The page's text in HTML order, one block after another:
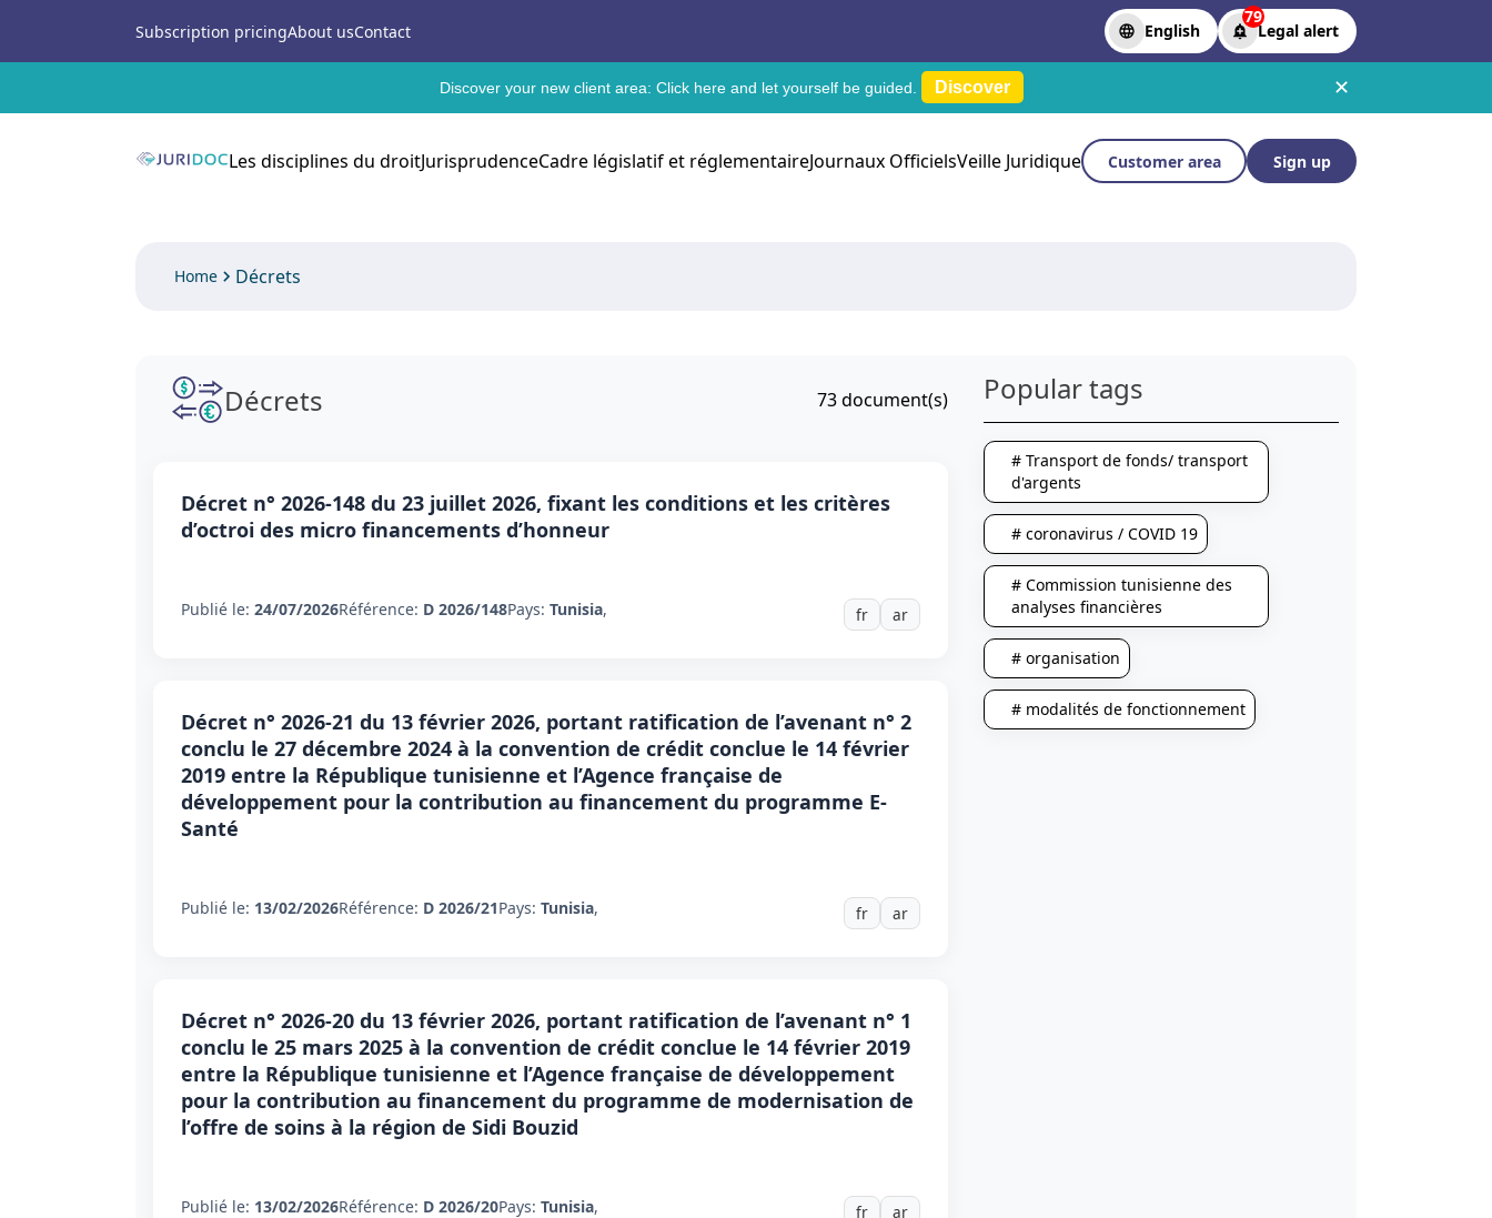
Subscription pricingAbout usContact English
79
Legal alert
Discover your new client area: Click here and let yourself be guided. Discover ✕
Les disciplines du droitJurisprudenceCadre législatif et réglementaireJournaux OfficielsVeille Juridique Customer area Sign up
Home Décrets
Décrets 73document(s)
Décret n° 2026-148 du 23 juillet 2026, fixant les conditions et les critères
d’octroi des micro financements d’honneur
Publié le: 24/07/2026Référence: D 2026/148Pays: Tunisia, fr ar
Décret n° 2026-21 du 13 février 2026, portant ratification de l’avenant n° 2
conclu le 27 décembre 2024 à la convention de crédit conclue le 14 février
2019 entre la République tunisienne et l’Agence française de
développement pour la contribution au financement du programme E-
Santé
Publié le: 13/02/2026Référence: D 2026/21Pays: Tunisia, fr ar
Décret n° 2026-20 du 13 février 2026, portant ratification de l’avenant n° 1
conclu le 25 mars 2025 à la convention de crédit conclue le 14 février 2019
entre la République tunisienne et l’Agence française de développement
pour la contribution au financement du programme de modernisation de
l’offre de soins à la région de Sidi Bouzid
Publié le: 13/02/2026Référence: D 2026/20Pays: Tunisia, fr ar
Popular tags
# Transport de fonds/ transport
d'argents
# coronavirus / COVID 19
# Commission tunisienne des
analyses financières
# organisation
# modalités de fonctionnement